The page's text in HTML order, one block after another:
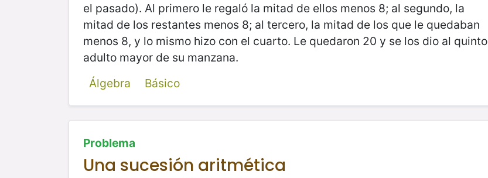
el pasado). Al primero le regaló la mitad de ellos menos 8; al segundo, la
mitad de los restantes menos 8; al tercero, la mitad de los que le quedaban
menos 8, y lo mismo hizo con el cuarto. Le quedaron 20 y se los dio al quinto
adulto mayor de su manzana.
Álgebra
Básico
Problema
Una sucesión aritmética